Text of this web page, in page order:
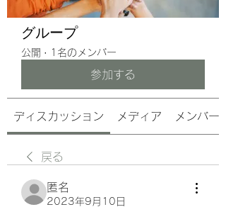
グループ
公開 · 1名のメンバー
参加する
ディスカッション メディア メンバー
戻る
匿名
2023年9月10日